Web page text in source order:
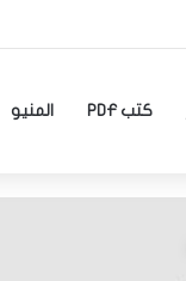
كتب PDF المنيو